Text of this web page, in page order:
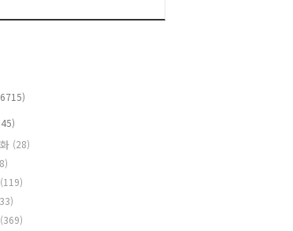
(28)
(119)
(369)